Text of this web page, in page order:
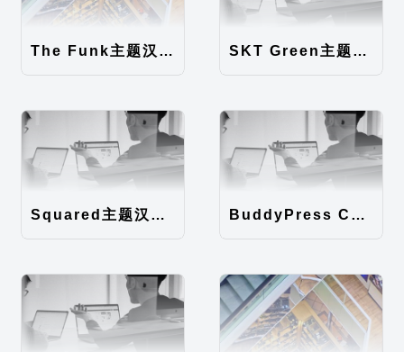
The Funk主题汉化包 SKT Green主题汉化包
Squared主题汉化包 BuddyPress Colours主题汉化包